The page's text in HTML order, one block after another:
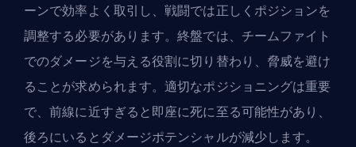
ーンで効率よく取引し、戦闘では正しくポジションを
調整する必要があります。終盤では、チームファイト
でのダメージを与える役割に切り替わり、脅威を避け
ることが求められます。適切なポジショニングは重要
で、前線に近すぎると即座に死に至る可能性があり、
後ろにいるとダメージポテンシャルが減少します。